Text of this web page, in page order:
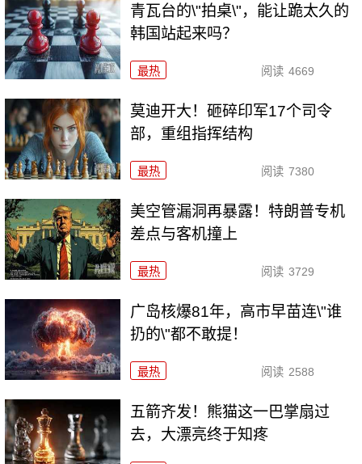
青瓦台的\"拍桌\"，能让跪太久的
韩国站起来吗？
最热 阅读 4669
莫迪开大！砸碎印军17个司令
部，重组指挥结构
最热 阅读 7380
美空管漏洞再暴露！特朗普专机
差点与客机撞上
最热 阅读 3729
广岛核爆81年，高市早苗连\"谁
扔的\"都不敢提！
最热 阅读 2588
五箭齐发！熊猫这一巴掌扇过
去，大漂亮终于知疼